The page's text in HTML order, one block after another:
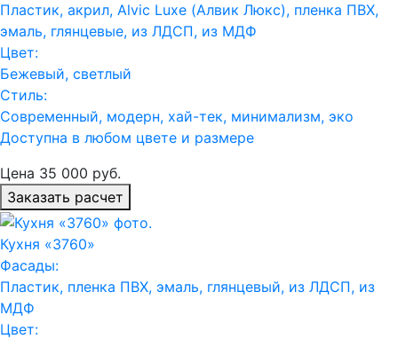
Пластик, акрил, Alvic Luxe (Алвик Люкс), пленка ПВХ,
эмаль, глянцевые, из ЛДСП, из МДФ
Цвет:
Бежевый, светлый
Стиль:
Современный, модерн, хай-тек, минимализм, эко
Доступна в любом цвете и размере
Цена 35 000 руб.
Заказать расчет
Кухня «3760»
Фасады:
Пластик, пленка ПВХ, эмаль, глянцевый, из ЛДСП, из
МДФ
Цвет: